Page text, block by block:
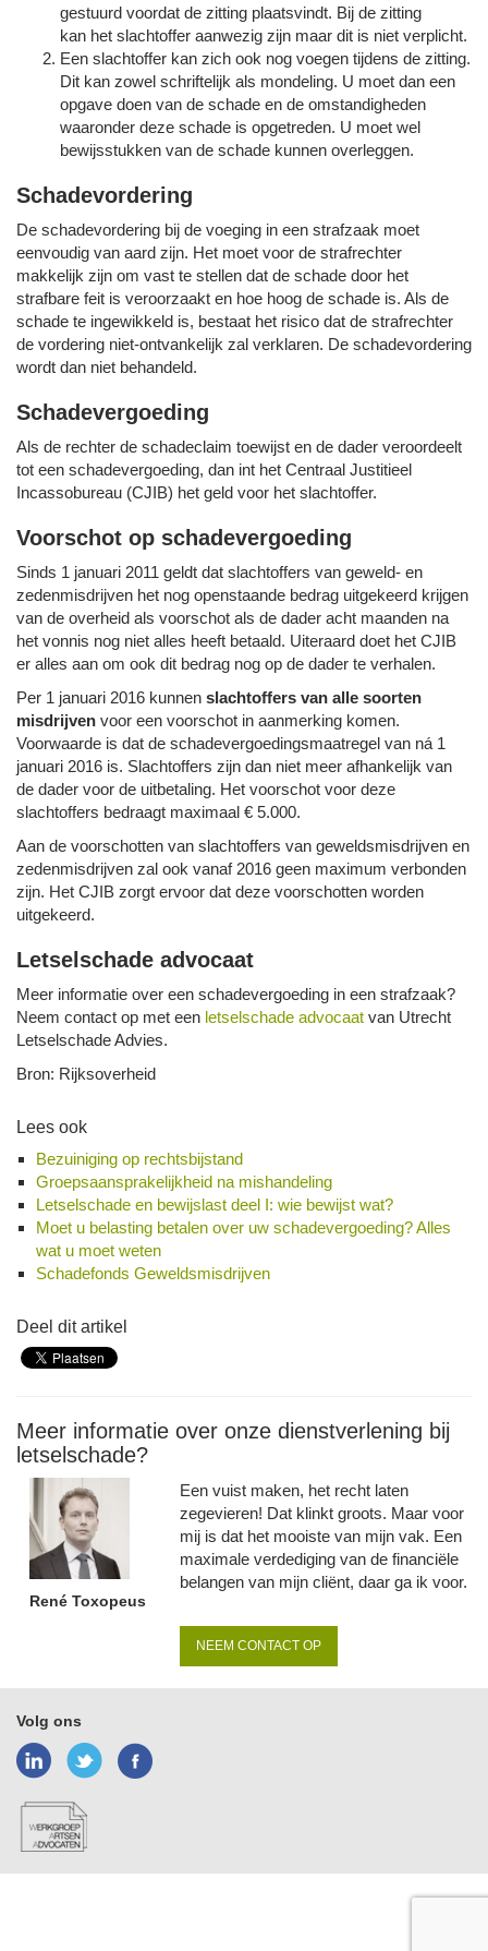
gestuurd voordat de zitting plaatsvindt. Bij de zitting
kan het slachtoffer aanwezig zijn maar dit is niet verplicht.
Een slachtoffer kan zich ook nog voegen tijdens de zitting.
Dit kan zowel schriftelijk als mondeling. U moet dan een
opgave doen van de schade en de omstandigheden
waaronder deze schade is opgetreden. U moet wel
bewijsstukken van de schade kunnen overleggen.
Schadevordering
De schadevordering bij de voeging in een strafzaak moet
eenvoudig van aard zijn. Het moet voor de strafrechter
makkelijk zijn om vast te stellen dat de schade door het
strafbare feit is veroorzaakt en hoe hoog de schade is. Als de
schade te ingewikkeld is, bestaat het risico dat de strafrechter
de vordering niet-ontvankelijk zal verklaren. De schadevordering
wordt dan niet behandeld.
Schadevergoeding
Als de rechter de schadeclaim toewijst en de dader veroordeelt
tot een schadevergoeding, dan int het Centraal Justitieel
Incassobureau (CJIB) het geld voor het slachtoffer.
Voorschot op schadevergoeding
Sinds 1 januari 2011 geldt dat slachtoffers van geweld- en
zedenmisdrijven het nog openstaande bedrag uitgekeerd krijgen
van de overheid als voorschot als de dader acht maanden na
het vonnis nog niet alles heeft betaald. Uiteraard doet het CJIB
er alles aan om ook dit bedrag nog op de dader te verhalen.
Per 1 januari 2016 kunnen slachtoffers van alle soorten
misdrijven voor een voorschot in aanmerking komen.
Voorwaarde is dat de schadevergoedingsmaatregel van ná 1
januari 2016 is. Slachtoffers zijn dan niet meer afhankelijk van
de dader voor de uitbetaling. Het voorschot voor deze
slachtoffers bedraagt maximaal € 5.000.
Aan de voorschotten van slachtoffers van geweldsmisdrijven en
zedenmisdrijven zal ook vanaf 2016 geen maximum verbonden
zijn. Het CJIB zorgt ervoor dat deze voorschotten worden
uitgekeerd.
Letselschade advocaat
Meer informatie over een schadevergoeding in een strafzaak?
Neem contact op met een letselschade advocaat van Utrecht
Letselschade Advies.
Bron: Rijksoverheid
Lees ook
Bezuiniging op rechtsbijstand
Groepsaansprakelijkheid na mishandeling
Letselschade en bewijslast deel I: wie bewijst wat?
Moet u belasting betalen over uw schadevergoeding? Alles
wat u moet weten
Schadefonds Geweldsmisdrijven
Deel dit artikel
Meer informatie over onze dienstverlening bij
letselschade?
René Toxopeus
Een vuist maken, het recht laten
zegevieren! Dat klinkt groots. Maar voor
mij is dat het mooiste van mijn vak. Een
maximale verdediging van de financiële
belangen van mijn cliënt, daar ga ik voor.
NEEM CONTACT OP
Volg ons